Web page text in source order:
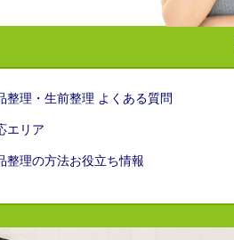
整理・生前整理 よくある質問
エリア
整理の方法お役立ち情報